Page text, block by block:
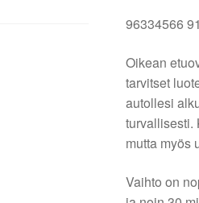
96334566
Oikean
tarvitset
autollesi
turvallisesti.
mutta myös
Vaihto on